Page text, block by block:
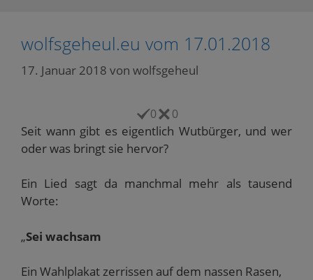
wolfsgeheul.eu vom 17.01.2018
17. Januar 2018 von wolfsgeheul
0 0
Seit wann gibt es eigentlich Wutbürger, und wer
oder was bringt sie hervor?
Ein Lied sagt da manchmal mehr als tausend
Worte:
„Sei wachsam
Ein Wahlplakat zerrissen auf dem nassen Rasen,